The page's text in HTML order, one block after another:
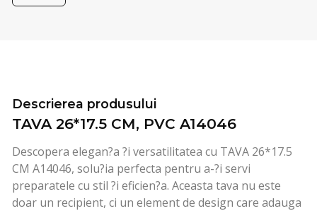
Descrierea produsului
TAVA 26*17.5 CM, PVC A14046
Descopera elegan?a ?i versatilitatea cu TAVA 26*17.5
CM A14046, solu?ia perfecta pentru a-?i servi
preparatele cu stil ?i eficien?a. Aceasta tava nu este
doar un recipient, ci un element de design care adauga